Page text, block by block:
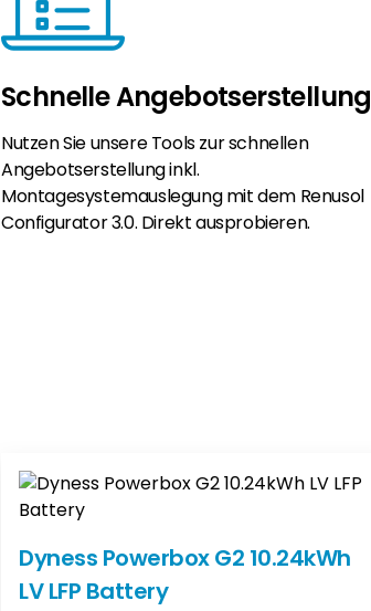
Schnelle Angebotserstellung
Nutzen Sie unsere Tools zur schnellen
Angebotserstellung inkl.
Montagesystemauslegung mit dem Renusol
Configurator 3.0. Direkt ausprobieren.
Dyness Powerbox G2 10.24kWh
LV LFP Battery